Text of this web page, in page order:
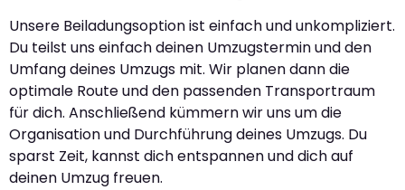
Unsere Beiladungsoption ist einfach und unkompliziert.
Du teilst uns einfach deinen Umzugstermin und den
Umfang deines Umzugs mit. Wir planen dann die
optimale Route und den passenden Transportraum
für dich. Anschließend kümmern wir uns um die
Organisation und Durchführung deines Umzugs. Du
sparst Zeit, kannst dich entspannen und dich auf
deinen Umzug freuen.